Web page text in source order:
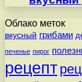
Облако меток
вкусный грибами
печенье пирог
рецепт